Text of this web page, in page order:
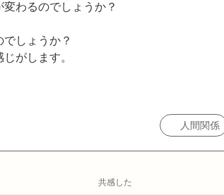
わるのでしょうか？
しょうか？
がします。
人間関係
共感した